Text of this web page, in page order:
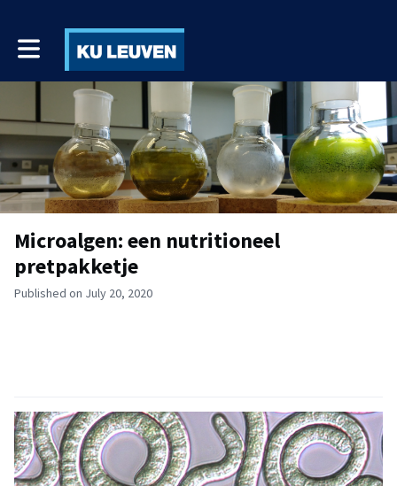
Toggle main navigation
Microalgen: een nutritioneel
pretpakketje
Published on July 20, 2020